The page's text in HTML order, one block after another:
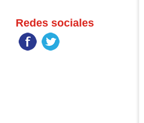
Redes sociales